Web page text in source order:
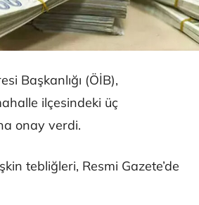
Başkanlığı (ÖİB),
ilçesindeki üç
onay verdi.
tebliğleri, Resmi Gazete’de